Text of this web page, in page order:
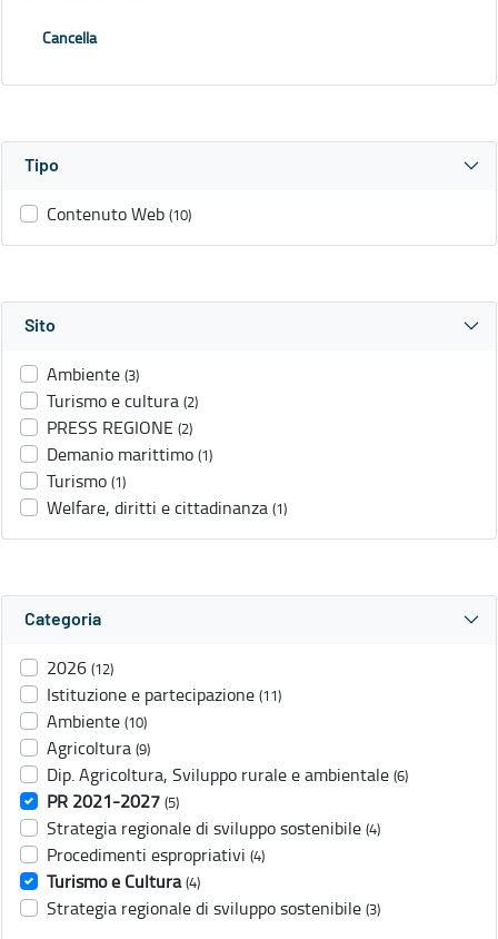
Cancella
Tipo
Contenuto Web (10)
Sito
Ambiente (3)
Turismo e cultura (2)
PRESS REGIONE (2)
Demanio marittimo (1)
Turismo (1)
Welfare, diritti e cittadinanza (1)
Categoria
2026 (12)
Istituzione e partecipazione (11)
Ambiente (10)
Agricoltura (9)
Dip. Agricoltura, Sviluppo rurale e ambientale (6)
PR 2021-2027 (5)
Strategia regionale di sviluppo sostenibile (4)
Procedimenti espropriativi (4)
Turismo e Cultura (4)
Strategia regionale di sviluppo sostenibile (3)